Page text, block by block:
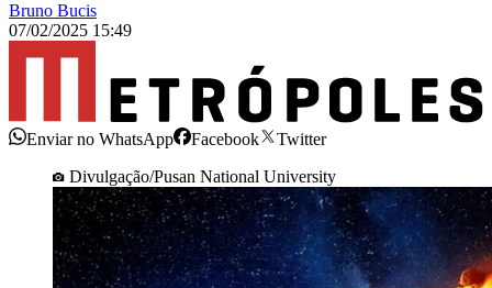
Bruno Bucis
07/02/2025 15:49
Enviar no WhatsApp Facebook
Twitter
Divulgação/Pusan National University